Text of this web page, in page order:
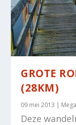
GROTE
(28KM)
09 mei 2013 |
Deze